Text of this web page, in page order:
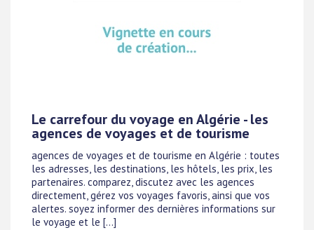
Le carrefour du voyage en Algérie - les
agences de voyages et de tourisme
agences de voyages et de tourisme en Algérie : toutes
les adresses, les destinations, les hôtels, les prix, les
partenaires. comparez, discutez avec les agences
directement, gérez vos voyages favoris, ainsi que vos
alertes. soyez informer des dernières informations sur
le voyage et le [...]